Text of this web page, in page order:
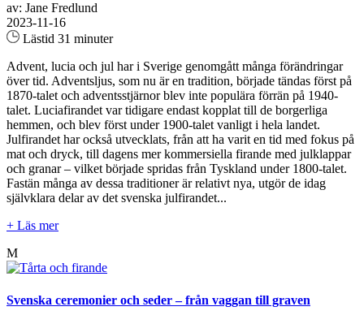
av: Jane Fredlund
2023-11-16
Lästid 31 minuter
Advent, lucia och jul har i Sverige genomgått många förändringar
över tid. Adventsljus, som nu är en tradition, började tändas först på
1870-talet och adventsstjärnor blev inte populära förrän på 1940-
talet. Luciafirandet var tidigare endast kopplat till de borgerliga
hemmen, och blev först under 1900-talet vanligt i hela landet.
Julfirandet har också utvecklats, från att ha varit en tid med fokus på
mat och dryck, till dagens mer kommersiella firande med julklappar
och granar – vilket började spridas från Tyskland under 1800-talet.
Fastän många av dessa traditioner är relativt nya, utgör de idag
självklara delar av det svenska julfirandet...
+ Läs mer
M
Svenska ceremonier och seder – från vaggan till graven